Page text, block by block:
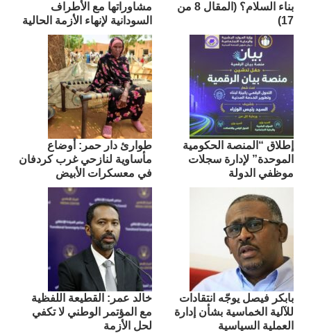
بناء السلام؟ (المقال 8 من
17)
مشاوراتها مع الأطراف
السودانية لإنهاء الأزمة الحالية
إطلاق “المنصة الحكومية
الموحدة” لإدارة سجلات
موظفي الدولة
طوارئ دار حمر: أوضاع
مأساوية لنازحي غرب كردفان
في معسكرات الأبيض
بابكر فيصل يوجّه انتقادات
للآلية الخماسية بشأن إدارة
العملية السياسية
​خالد عمر: القطيعة اللفظية
مع المؤتمر الوطني لا تكفي
لحل الأزمة